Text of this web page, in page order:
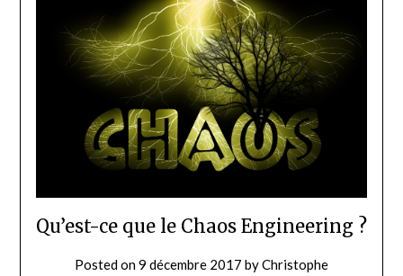
Qu’est-ce que le Chaos Engineering ?
Posted on9 décembre 2017 byChristophe